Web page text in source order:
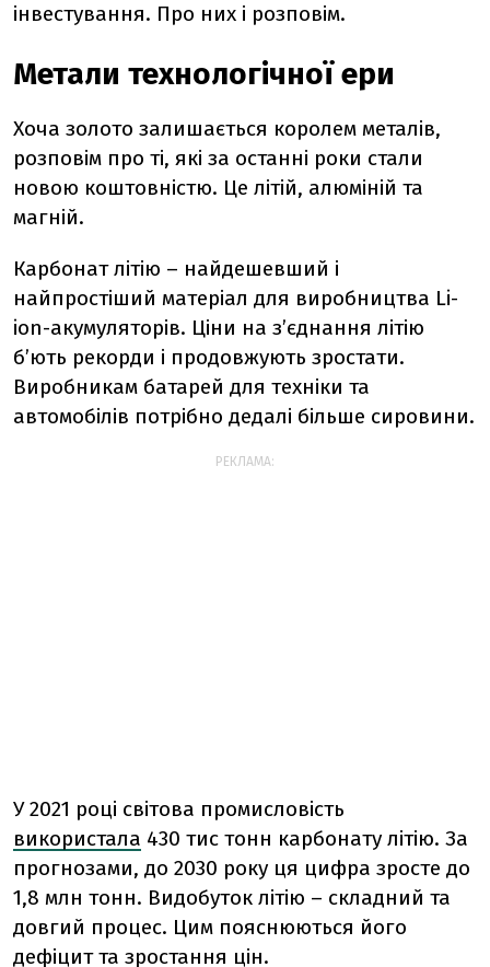
інвестування. Про них і розповім.
Метали технологічної ери
Хоча золото залишається королем металів,
розповім про ті, які за останні роки стали
новою коштовністю. Це літій, алюміній та
магній.
Карбонат літію – найдешевший і
найпростіший матеріал для виробництва Li-
ion-акумуляторів. Ціни на з’єднання літію
б’ють рекорди і продовжують зростати.
Виробникам батарей для техніки та
автомобілів потрібно дедалі більше сировини.
РЕКЛАМА:
У 2021 році світова промисловість
використала 430 тис тонн карбонату літію. За
прогнозами, до 2030 року ця цифра зросте до
1,8 млн тонн. Видобуток літію – складний та
довгий процес. Цим пояснюються його
дефіцит та зростання цін.